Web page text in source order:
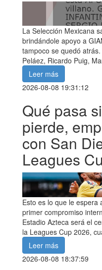
La Selección Mexicana
brindándole apoyo a
tampoco se quedó
Peláez, Ricardo Puig,
Leer más
2026-08-08 19:31:12
Qué pasa
pierde,
con San
Leagues
Esto es lo que le espera
primer compromiso
Estadio Azteca será el
la Leagues Cup 2026,
Leer más
2026-08-08 18:37:59